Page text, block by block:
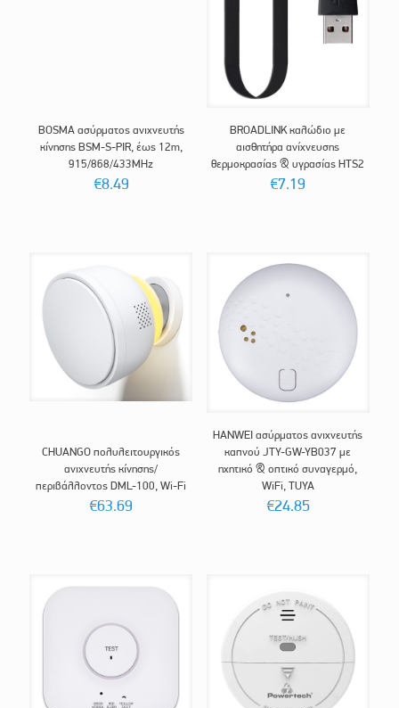
BOSMA ασύρματος ανιχνευτής
κίνησης BSM-S-PIR, έως 12m,
915/868/433MHz
€8.49
BROADLINK καλώδιο με
αισθητήρα ανίχνευσης
θερμοκρασίας & υγρασίας HTS2
€7.19
CHUANGO πολυλειτουργικός
ανιχνευτής κίνησης/
περιβάλλοντος DML-100, Wi-Fi
€63.69
HANWEI ασύρματος ανιχνευτής
καπνού JTY-GW-YB037 με
ηχητικό & οπτικό συναγερμό,
WiFi, TUYA
€24.85